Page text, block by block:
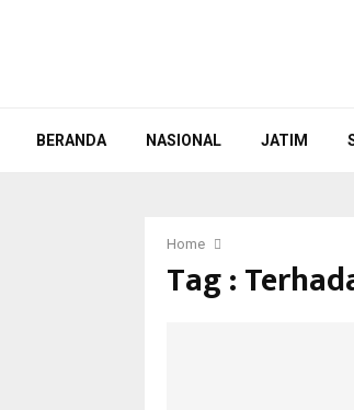
BERANDA NASIONAL JATIM
Home
Tag :